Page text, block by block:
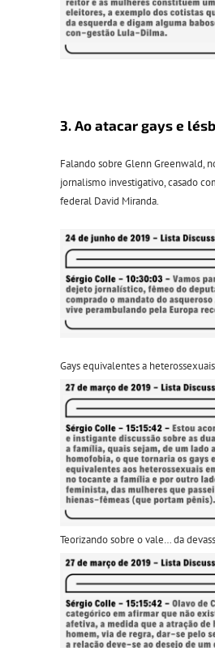
3. Ao atacar gays e
Falando sobre Glenn Greenwald,
jornalismo investigativo, casado
federal David Miranda.
Gays equivalentes a heterossexuai
Teorizando sobre o vale… da